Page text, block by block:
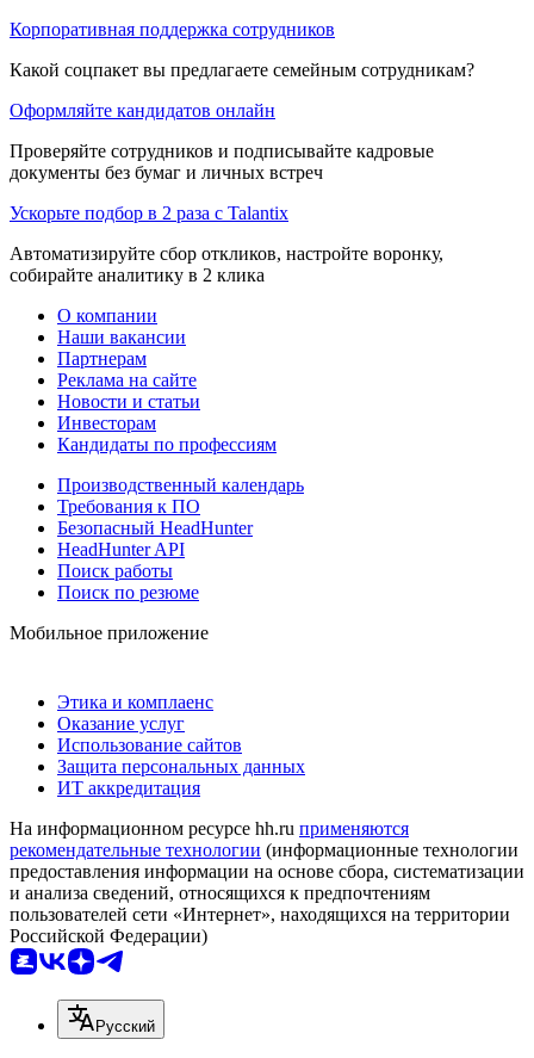
Корпоративная поддержка сотрудников
Какой соцпакет вы предлагаете семейным сотрудникам?
Оформляйте кандидатов онлайн
Проверяйте сотрудников и подписывайте кадровые
документы без бумаг и личных встреч
Ускорьте подбор в 2 раза с Talantix
Автоматизируйте сбор откликов, настройте воронку,
собирайте аналитику в 2 клика
О компании
Наши вакансии
Партнерам
Реклама на сайте
Новости и статьи
Инвесторам
Кандидаты по профессиям
Производственный календарь
Требования к ПО
Безопасный HeadHunter
HeadHunter API
Поиск работы
Поиск по резюме
Мобильное приложение
Этика и комплаенс
Оказание услуг
Использование сайтов
Защита персональных данных
ИТ аккредитация
На информационном ресурсе hh.ru применяются
рекомендательные технологии (информационные технологии
предоставления информации на основе сбора, систематизации
и анализа сведений, относящихся к предпочтениям
пользователей сети «Интернет», находящихся на территории
Российской Федерации)
Русский